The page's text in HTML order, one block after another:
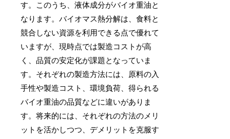
す。このうち、液体成分がバイオ重油と
なります。バイオマス熱分解は、食料と
競合しない資源を利用できる点で優れて
いますが、現時点では製造コストが高
く、品質の安定化が課題となっていま
す。それぞれの製造方法には、原料の入
手性や製造コスト、環境負荷、得られる
バイオ重油の品質などに違いがありま
す。将来的には、それぞれの方法のメリ
ットを活かしつつ、デメリットを克服す